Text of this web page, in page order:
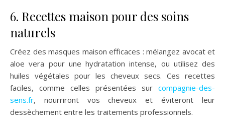
6. Recettes maison pour des soins
naturels
Créez des masques maison efficaces : mélangez avocat et
aloe vera pour une hydratation intense, ou utilisez des
huiles végétales pour les cheveux secs. Ces recettes
faciles, comme celles présentées sur compagnie-des-
sens.fr, nourriront vos cheveux et éviteront leur
dessèchement entre les traitements professionnels.